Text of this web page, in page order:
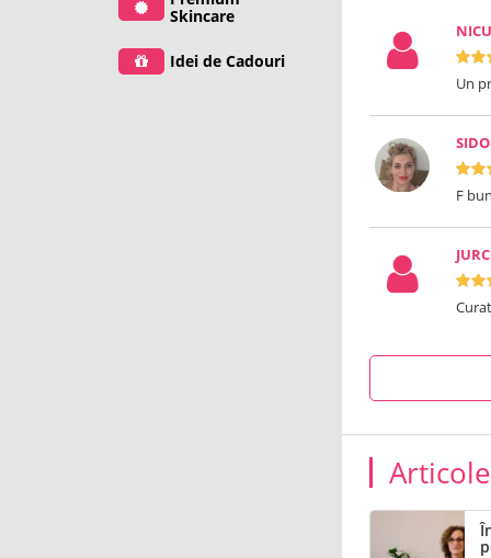
Skincare
Idei de Cadouri
Un
F bun